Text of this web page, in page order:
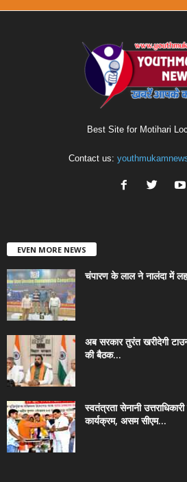
Best Site for Motihari
Contact us:
EVEN MORE NEWS
चंपारण के लाल ने नालंदा में
अब सरकार तुरंत खरीदेगी
की बैठक...
स्वतंत्रता सेनानी
कार्यक्रम, असम सीएम...